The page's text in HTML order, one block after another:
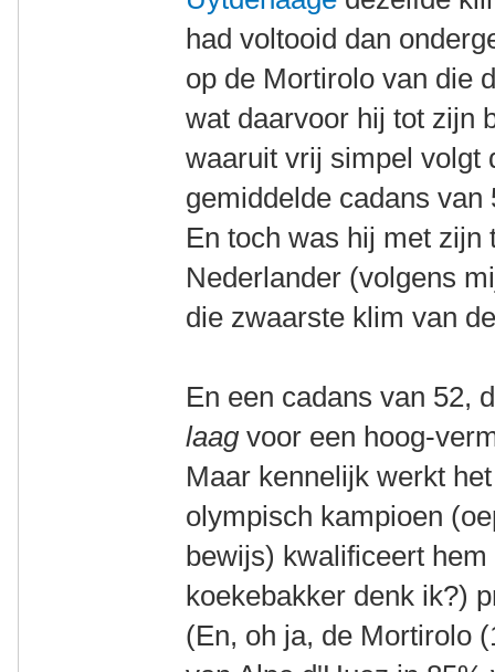
had voltooid dan
op de Mortirolo van die
wat daarvoor hij tot zijn
waaruit vrij simpel volgt
gemiddelde cadans
En toch was hij met zijn
Nederlander (volgens
die zwaarste klim van
En een cadans van 52,
laagvoor een hoog-
Maar kennelijk werkt
olympisch kampioen
bewijs) kwalificeert
koekebakker denk ik?)
(En, oh ja, de Mortirolo